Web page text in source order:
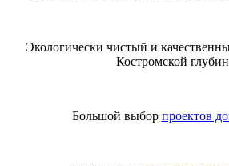
Экологически чистый и
Костромской
Большой выбор проектов